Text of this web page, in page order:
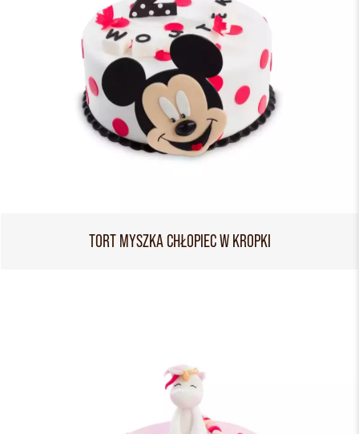
TORT MYSZKA CHŁOPIEC W KROPKI